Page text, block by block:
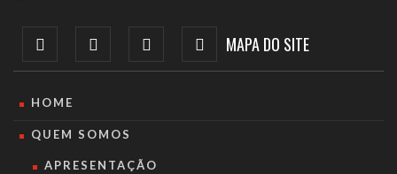
MAPA DO SITE
HOME
QUEM SOMOS
APRESENTAÇÃO